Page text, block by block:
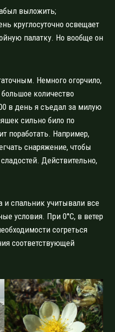
выложить;
круглосуточно освещает
палатку. Но вообще он
Немного огорчило,
количество
в день я съедал за милую
сильно било по
поработать. Например,
снаряжение, чтобы
Действительно,
спальник учитывали все
условия. При 0°C, в ветер
согреться
соответствующей